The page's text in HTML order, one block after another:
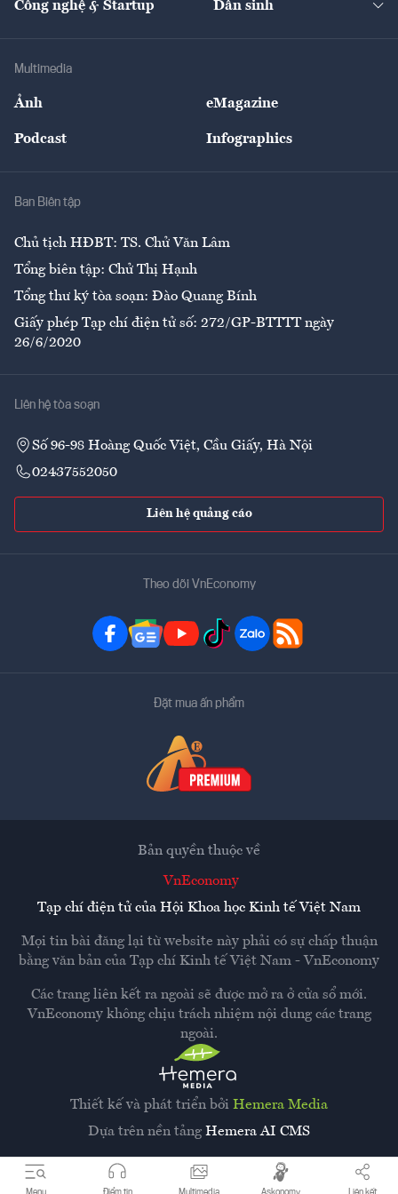
Menu Điểm tin Multimedia Askonomy Liên kết
Tư vấn Nông sản
Giải trí
Công nghệ & Startup Dân sinh
Multimedia
Ảnh eMagazine
Podcast Infographics
Ban Biên tập
Chủ tịch HĐBT: TS. Chử Văn Lâm
Tổng biên tập: Chử Thị Hạnh
Tổng thư ký tòa soạn: Đào Quang Bính
Giấy phép Tạp chí điện tử số: 272/GP-BTTTT ngày
26/6/2020
Liên hệ tòa soạn
Số 96-98 Hoàng Quốc Việt, Cầu Giấy, Hà Nội
02437552050
Liên hệ quảng cáo
Theo dõi VnEconomy
Đặt mua ấn phẩm
Thiết kế và phát triển bởi Hemera Media
Dựa trên nền tảng Hemera AI CMS
Bản quyền thuộc về
VnEconomy
Tạp chí điện tử của Hội Khoa học Kinh tế Việt Nam
Mọi tin bài đăng lại từ website này phải có sự chấp thuận
bằng văn bản của Tạp chí Kinh tế Việt Nam - VnEconomy
Các trang liên kết ra ngoài sẽ được mở ra ở cửa sổ mới.
VnEconomy không chịu trách nhiệm nội dung các trang
ngoài.